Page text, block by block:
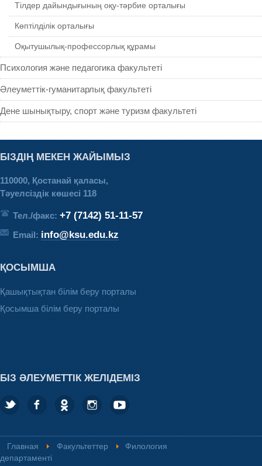
Тілдер дайындығының оқу-тәрбие орталығы
Көптілділік орталығы
Оқытушылық-профессорлық құрамы
Психология және педагогика факультеті
Әлеуметтік-гуманитарлық факультеті
Дене шынықтыру, спорт және туризм факультеті
БІЗДІҢ МЕКЕН ЖАЙЫМЫЗ
110000, Қостанай қаласы,
Тәуелсіздік көшесі 118
Тел./факс: +7 (7142) 51-11-57
Email: info@ksu.edu.kz
ҚОСЫМША
Қашықтықтан білім беру порталы
Қосымша білім беру порталы
БІЗ ӘЛЕУМЕТТІК ЖЕЛІДЕМІЗ
Главная Факультеттер
Филология
департаменті